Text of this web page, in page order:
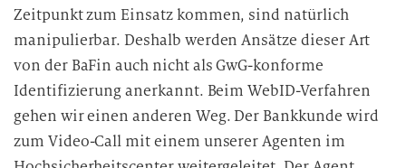
Zeitpunkt zum Einsatz kommen, sind natürlich
manipulierbar. Deshalb werden Ansätze dieser Art
von der BaFin auch nicht als GwG-konforme
Identifizierung anerkannt. Beim WebID-Verfahren
gehen wir einen anderen Weg. Der Bankkunde wird
zum Video-Call mit einem unserer Agenten im